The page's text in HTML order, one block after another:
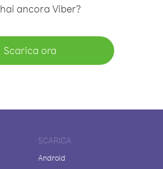
ancora Viber?
Scarica ora
SCARICA
Android